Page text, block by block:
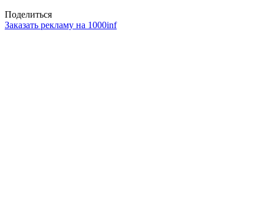
Поделиться
Заказать рекламу на 1000inf